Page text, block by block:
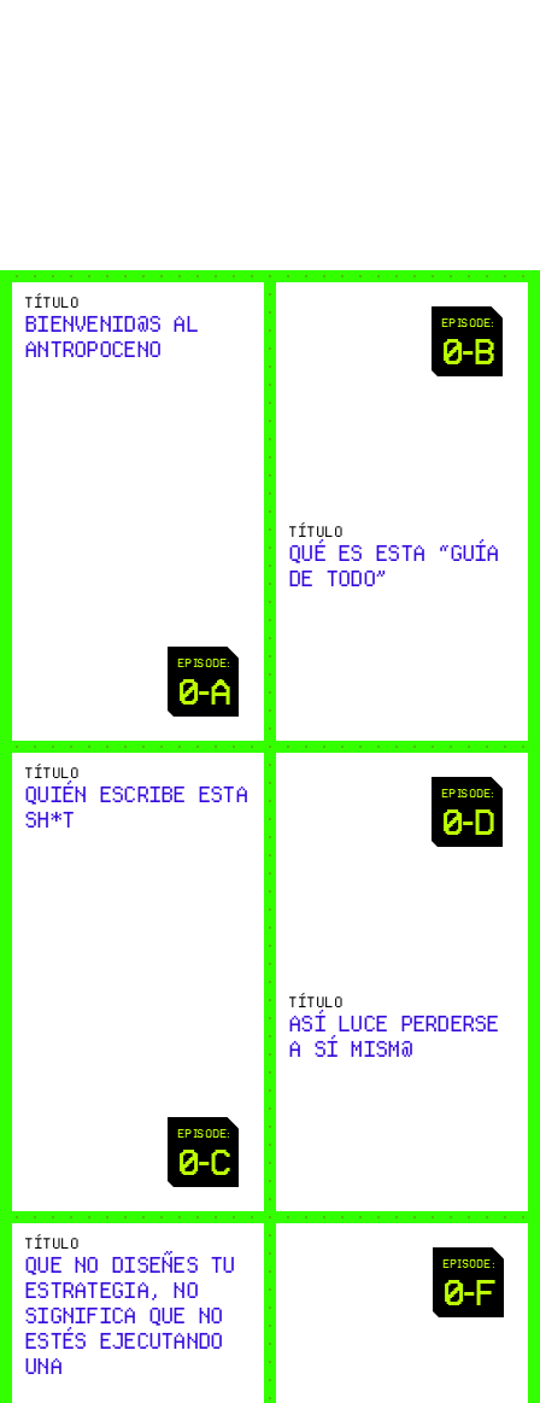
EPISODE:
0-A
TÍTULO
BIENVENID@S AL
ANTROPOCENO
EPISODE:
0-B
TÍTULO
QUÉ ES ESTA “GUÍA
DE TODO”
EPISODE:
0-C
TÍTULO
QUIÉN ESCRIBE ESTA
SH*T
EPISODE:
0-D
TÍTULO
ASÍ LUCE PERDERSE
A SÍ MISM@
TÍTULO
QUE NO DISEÑES TU
ESTRATEGIA, NO
SIGNIFICA QUE NO
ESTÉS EJECUTANDO
UNA
EPISODE:
0-F